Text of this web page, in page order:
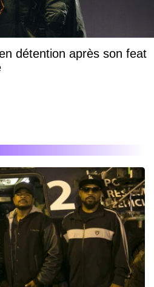
détention après son feat